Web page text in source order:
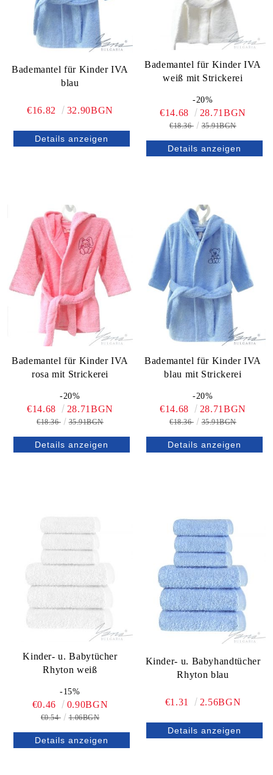
Bademantel für Kinder IVA
blau
€16.82 32.90BGN
Details anzeigen
Bademantel für Kinder IVA
weiß mit Strickerei
-20%
€14.68 28.71BGN
€18.36 35.91BGN
Details anzeigen
Bademantel für Kinder IVA
rosa mit Strickerei
-20%
€14.68 28.71BGN
€18.36 35.91BGN
Details anzeigen
Bademantel für Kinder IVA
blau mit Strickerei
-20%
€14.68 28.71BGN
€18.36 35.91BGN
Details anzeigen
Kinder- u. Babytücher
Rhyton weiß
-15%
€0.46 0.90BGN
€0.54 1.06BGN
Details anzeigen
Kinder- u. Babyhandtücher
Rhyton blau
€1.31 2.56BGN
Details anzeigen